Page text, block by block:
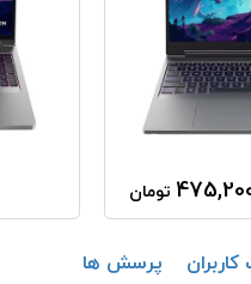
تومان
پرسش ها